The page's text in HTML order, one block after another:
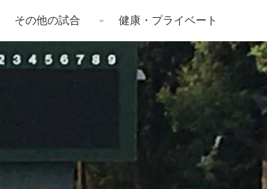
その他の試合 健康・プライベート